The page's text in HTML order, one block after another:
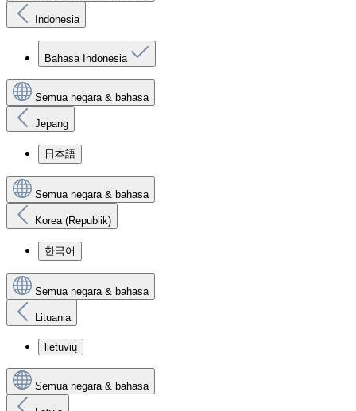
Indonesia
Bahasa Indonesia
Semua negara & bahasa
Jepang
日本語
Semua negara & bahasa
Korea (Republik)
한국어
Semua negara & bahasa
Lituania
lietuvių
Semua negara & bahasa